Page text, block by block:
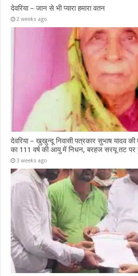
देवरिया – जान से भी प्यारा हमारा वतन
2 weeks ago
देवरिया – खुखुन्दू निवासी पत्रकार सुभाष यादव की
का 111 वर्ष की आयु में निधन, बरहज सरयू तट
3 weeks ago